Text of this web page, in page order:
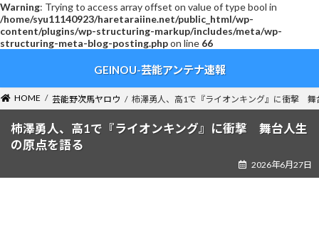
Warning: Trying to access array offset on value of type bool in
/home/syu11140923/haretaraiine.net/public_html/wp-
content/plugins/wp-structuring-markup/includes/meta/wp-
structuring-meta-blog-posting.phpon line 66
ン
ツ
ー
シ
GEINOU-芸能アンテナ速報
HOME 芸能野次馬ヤロウ 柿澤勇人、高1で『ライオンキング』に衝撃 舞
柿澤勇人、高1で『ライオンキング』に衝撃 舞台人生
の原点を語る
2026年6月27日